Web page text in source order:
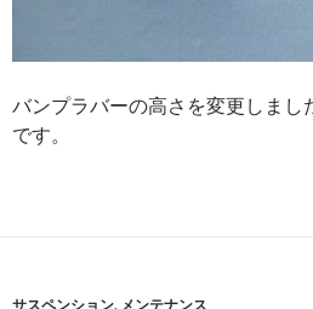
バンプラバーの高さを変更しまし
です。
サスペンション, メンテナンス